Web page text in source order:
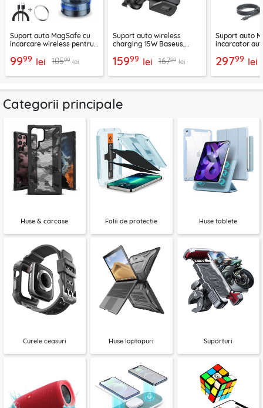
Suport auto MagSafe cu
incarcare wireless pentru
ChargeMagX HOLD253
9999 lei 10599 lei
Suport auto wireless
charging 15W Baseus,
15999 lei 16799 lei
Suport auto
incarcator
29799 lei
Categorii principale
Huse & carcase Folii de protectie Huse tablete
Curele ceasuri Huse laptopuri Suporturi